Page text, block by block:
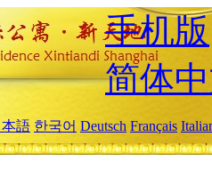
手机版
简体
本語 한국어 Deutsch Français